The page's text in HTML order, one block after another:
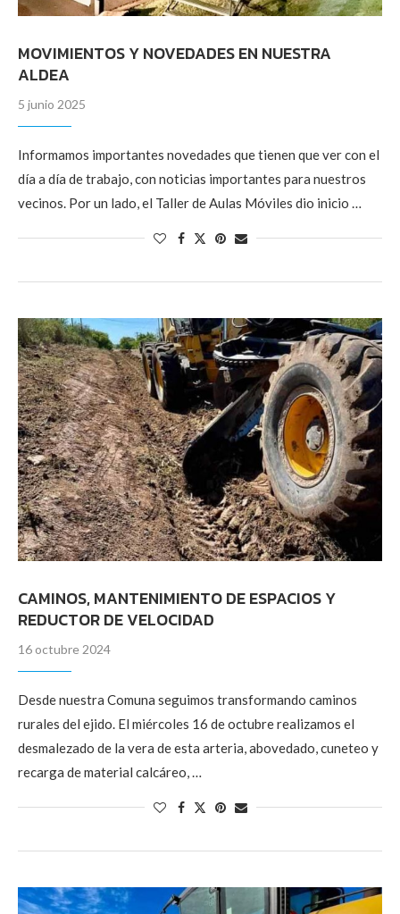
MOVIMIENTOS Y NOVEDADES EN NUESTRA
ALDEA
5 junio 2025
Informamos importantes novedades que tienen que ver con el
día a día de trabajo, con noticias importantes para nuestros
vecinos. Por un lado, el Taller de Aulas Móviles dio inicio …
CAMINOS, MANTENIMIENTO DE ESPACIOS Y
REDUCTOR DE VELOCIDAD
16 octubre 2024
Desde nuestra Comuna seguimos transformando caminos
rurales del ejido. El miércoles 16 de octubre realizamos el
desmalezado de la vera de esta arteria, abovedado, cuneteo y
recarga de material calcáreo, …